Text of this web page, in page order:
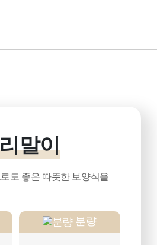
말이
도 좋은 따뜻한 보양식을
분량